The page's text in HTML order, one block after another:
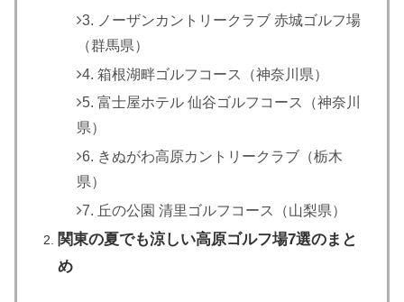
3. ノーザンカントリークラブ 赤城ゴルフ場
（群馬県）
4. 箱根湖畔ゴルフコース（神奈川県）
5. 富士屋ホテル 仙谷ゴルフコース（神奈川
県）
6. きぬがわ高原カントリークラブ（栃木
県）
7. 丘の公園 清里ゴルフコース（山梨県）
関東の夏でも涼しい高原ゴルフ場7選のまと
め